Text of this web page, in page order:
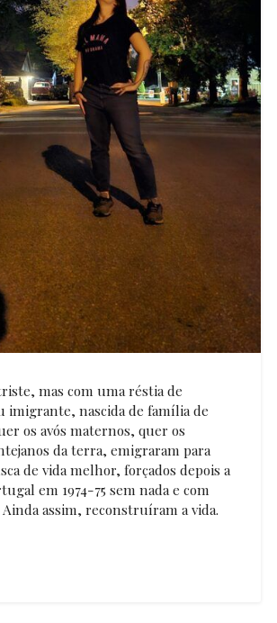
mas com uma réstia de
imigrante, nascida de família de
os avós maternos, quer os
da terra, emigraram para
de vida melhor, forçados depois a
em 1974-75 sem nada e com
assim, reconstruíram a vida.